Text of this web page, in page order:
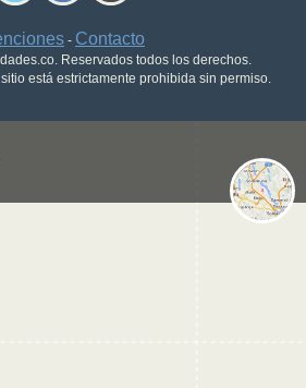
- Contacto
Reservados todos los derechos.
está estrictamente prohibida sin permiso.